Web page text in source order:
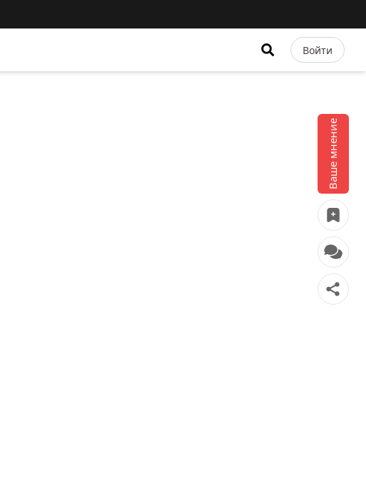
Войти
Ваше мнение